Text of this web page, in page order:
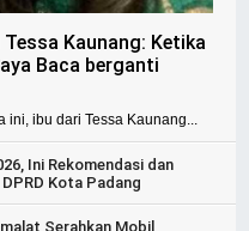
Kaunang: Ketika
Baca berganti
ini, ibu dari Tessa Kaunang...
Ini Rekomendasi dan
Kota Padang
Serahkan Mobil